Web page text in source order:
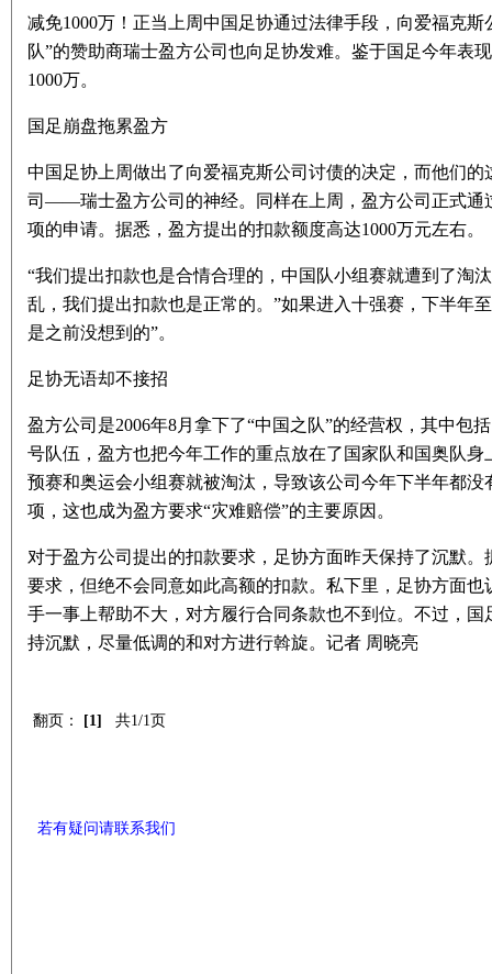
减免1000万！正当上周中国足协通过法律手段，向爱福克
队”的赞助商瑞士盈方公司也向足协发难。鉴于国足今年表
1000万。
国足崩盘拖累盈方
中国足协上周做出了向爱福克斯公司讨债的决定，而他们
司——瑞士盈方公司的神经。同样在上周，盈方公司正式通
项的申请。据悉，盈方提出的扣款额度高达1000万元左右。
“我们提出扣款也是合情合理的，中国队小组赛就遭到了淘
乱，我们提出扣款也是正常的。”如果进入十强赛，下半年
是之前没想到的”。
足协无语却不接招
盈方公司是2006年8月拿下了“中国之队”的经营权，其中包
号队伍，盈方也把今年工作的重点放在了国家队和国奥队
预赛和奥运会小组赛就被淘汰，导致该公司今年下半年都
项，这也成为盈方要求“灾难赔偿”的主要原因。
对于盈方公司提出的扣款要求，足协方面昨天保持了沉默
要求，但绝不会同意如此高额的扣款。私下里，足协方面
手一事上帮助不大，对方履行合同条款也不到位。不过，
持沉默，尽量低调的和对方进行斡旋。记者 周晓亮
翻页： [1] 共1/1页
若有疑问请联系我们